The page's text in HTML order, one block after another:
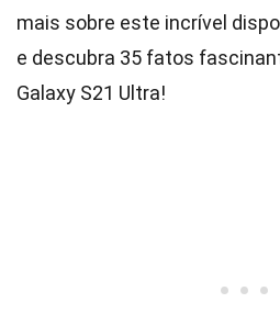
mais sobre este incrível
e descubra 35 fatos
Galaxy S21 Ultra!